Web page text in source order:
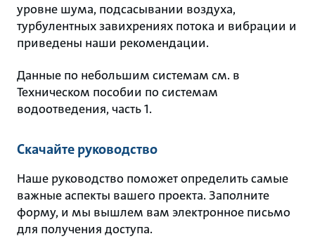
уровне шума, подсасывании воздуха,
турбулентных завихрениях потока и вибрации и
приведены наши рекомендации.
Данные по небольшим системам см. в
Техническом пособии по системам
водоотведения, часть 1.
Скачайте руководство
Наше руководство поможет определить самые
важные аспекты вашего проекта. Заполните
форму, и мы вышлем вам электронное письмо
для получения доступа.